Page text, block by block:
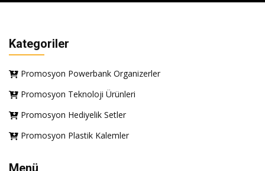
Kategoriler
Promosyon Powerbank Organizerler
Promosyon Teknoloji Ürünleri
Promosyon Hediyelik Setler
Promosyon Plastik Kalemler